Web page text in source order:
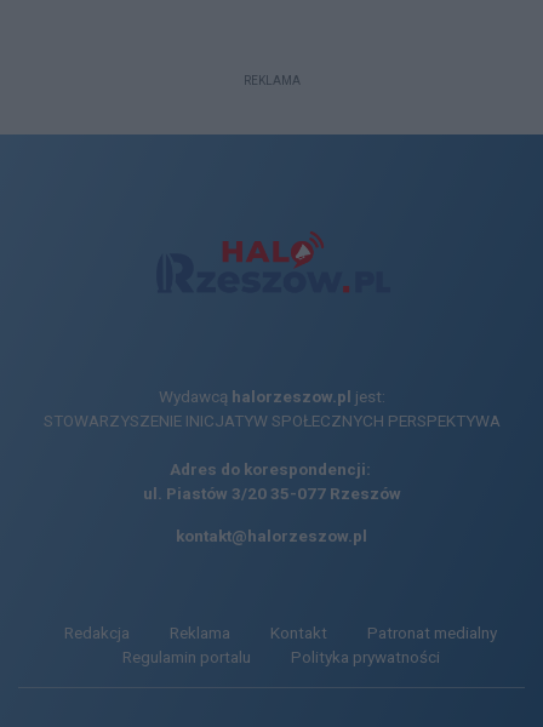
REKLAMA
Wydawcą halorzeszow.pl jest:
STOWARZYSZENIE INICJATYW SPOŁECZNYCH PERSPEKTYWA
Adres do korespondencji:
ul. Piastów 3/20 35-077 Rzeszów
kontakt@halorzeszow.pl
Redakcja Reklama Kontakt
Patronat medialny
Regulamin portalu
Polityka prywatności